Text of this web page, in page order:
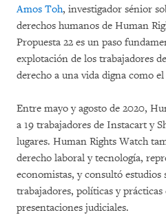
Amos Toh, investigador sénior
derechos humanos de Human
Propuesta 22 es un paso
explotación de los trabajadores
derecho a una vida digna como
Entre mayo y agosto de 2020,
a 19 trabajadores de Instacart y
lugares. Human Rights Watch
derecho laboral y tecnología,
economistas, y consultó estudios
trabajadores, políticas y prácticas
presentaciones judiciales.